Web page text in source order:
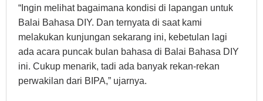
“Ingin melihat bagaimana kondisi di lapangan untuk
Balai Bahasa DIY. Dan ternyata di saat kami
melakukan kunjungan sekarang ini, kebetulan lagi
ada acara puncak bulan bahasa di Balai Bahasa DIY
ini. Cukup menarik, tadi ada banyak rekan-rekan
perwakilan dari BIPA,” ujarnya.